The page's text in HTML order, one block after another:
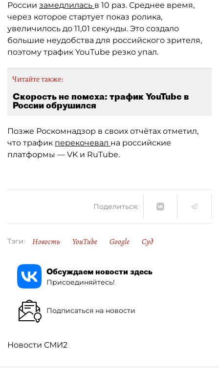
России замедлилась в 10 раз. Среднее время,
через которое стартует показ ролика,
увеличилось до 11,01 секунды. Это создало
большие неудобства для российского зрителя,
поэтому трафик YouTube резко упал.
Читайте также:
Скорость не помеха: трафик YouTube в
России обрушился
Позже Роскомнадзор в своих отчётах отметил,
что трафик перекочевал на российские
платформы — VK и RuTube.
Поделиться:
Тэги: Новость YouTube Google Суд
Обсуждаем новости здесь
Присоединяйтесь!
Подписаться на новости
Новости СМИ2